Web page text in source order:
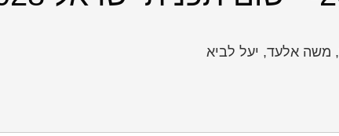
, משה אלעד, יעל לביא